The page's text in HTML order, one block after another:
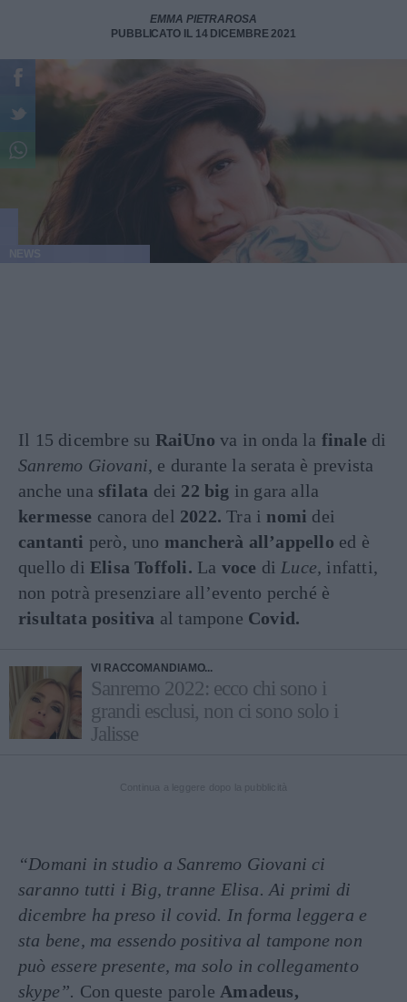
EMMA PIETRAROSA
PUBBLICATO IL 14 DICEMBRE 2021
Il 15 dicembre su RaiUno va in onda la finale di
Sanremo Giovani, e durante la serata è prevista
anche una sfilata dei 22 big in gara alla
kermesse canora del 2022. Tra i nomi dei
cantanti però, uno mancherà all’appello ed è
quello di Elisa Toffoli. La voce di Luce, infatti,
non potrà presenziare all’evento perché è
risultata positiva al tampone Covid.
VI RACCOMANDIAMO...
Sanremo 2022: ecco chi sono i
grandi esclusi, non ci sono solo i
Jalisse
“Domani in studio a Sanremo Giovani ci
saranno tutti i Big, tranne Elisa. Ai primi di
dicembre ha preso il covid. In forma leggera e
sta bene, ma essendo positiva al tampone non
può essere presente, ma solo in collegamento
skype”. Con queste parole Amadeus,